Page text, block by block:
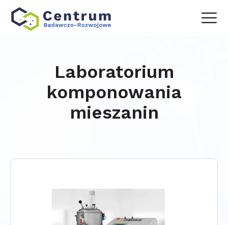
Laboratorium
komponowania
mieszanin